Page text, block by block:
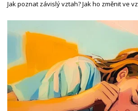
Jak poznat závislý vztah? Jak ho změnit ve